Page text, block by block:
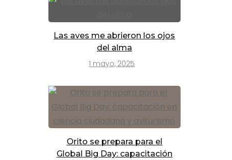
Las aves me abrieron los ojos
del alma
1 mayo, 2025
Orito se prepara para el
Global Big Day: capacitación